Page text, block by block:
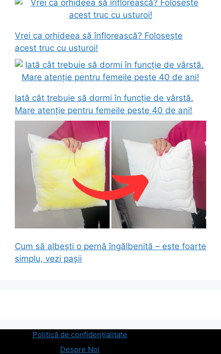
Vrei ca orhideea să înflorească? Folosește
acest truc cu usturoi!
Iată cât trebuie să dormi în funcție de vârstă.
Mare atenție pentru femeile peste 40 de ani!
Cum să albești o pernă îngălbenită – este foarte
simplu, vezi pașii
Politică de confidențialitate
Despre Noi